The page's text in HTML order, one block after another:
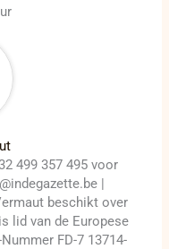
499 357 495 voor
|
beschikt over
lid van de Europese
FD-7 13714-